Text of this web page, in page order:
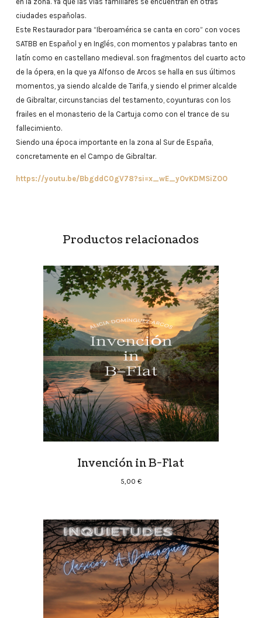
ciudades españolas.
Este Restaurador para “Iberoamérica se canta en coro” con voces
SATBB en Español y en Inglés, con momentos y palabras tanto en
latín como en castellano medieval. son fragmentos del cuarto acto
de la ópera, en la que ya Alfonso de Arcos se halla en sus últimos
momentos, ya siendo alcalde de Tarifa, y siendo el primer alcalde
de Gibraltar, circunstancias del testamento, coyunturas con los
frailes en el monasterio de la Cartuja como con el trance de su
fallecimiento.
Siendo una época importante en la zona al Sur de España,
concretamente en el Campo de Gibraltar.
https://youtu.be/BbgddC0gV78?si=x_wE_yOvKDMSiZOO
Productos relacionados
Invención in B-Flat
5,00 €